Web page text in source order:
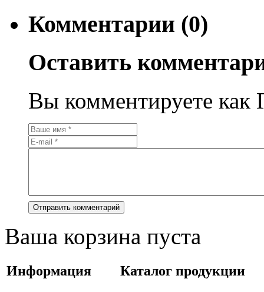
Комментарии (0)
Оставить
Вы комментируете как
Ваша корзина пуста
Информация Каталог продукции